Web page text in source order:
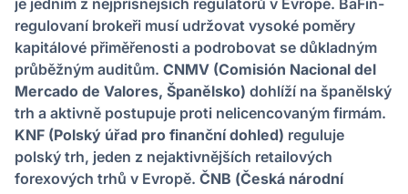
je jedním z nejpřísnějších regulátorů v Evropě. BaFin-
regulovaní brokeři musí udržovat vysoké poměry
kapitálové přiměřenosti a podrobovat se důkladným
průběžným auditům. CNMV (Comisión Nacional del
Mercado de Valores, Španělsko) dohlíží na španělský
trh a aktivně postupuje proti nelicencovaným firmám.
KNF (Polský úřad pro finanční dohled) reguluje
polský trh, jeden z nejaktivnějších retailových
forexových trhů v Evropě. ČNB (Česká národní